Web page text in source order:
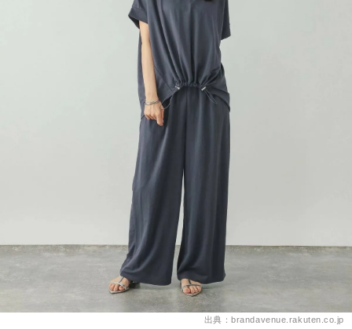
出典：brandavenue.rakuten.co.jp